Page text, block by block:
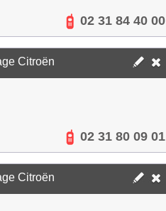
02 31 84 40 00
Citroën
02 31 80 09 01
Citroën